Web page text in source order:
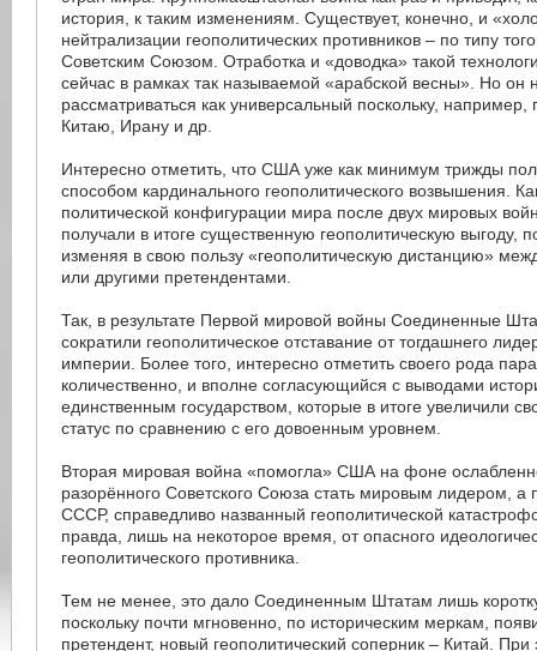
история, к таким изменениям. Существует, конечно, и
нейтрализации геополитических противников – по типу
Советским Союзом. Отработка и «доводка» такой
сейчас в рамках так называемой «арабской весны». Но он
рассматриваться как универсальный поскольку,
Китаю, Ирану и др.
Интересно отметить, что США уже как минимум трижды
способом кардинального геополитического возвышения.
политической конфигурации мира после двух мировых
получали в итоге существенную геополитическую выгоду,
изменяя в свою пользу «геополитическую дистанцию»
или другими претендентами.
Так, в результате Первой мировой войны Соединенные
сократили геополитическое отставание от тогдашнего
империи. Более того, интересно отметить своего рода
количественно, и вполне согласующийся с выводами
единственным государством, которые в итоге увеличили
статус по сравнению с его довоенным уровнем.
Вторая мировая война «помогла» США на фоне
разорённого Советского Союза стать мировым лидером,
СССР, справедливо названный геополитической
правда, лишь на некоторое время, от опасного
геополитического противника.
Тем не менее, это дало Соединенным Штатам лишь
поскольку почти мгновенно, по историческим меркам,
претендент, новый геополитический соперник – Китай.